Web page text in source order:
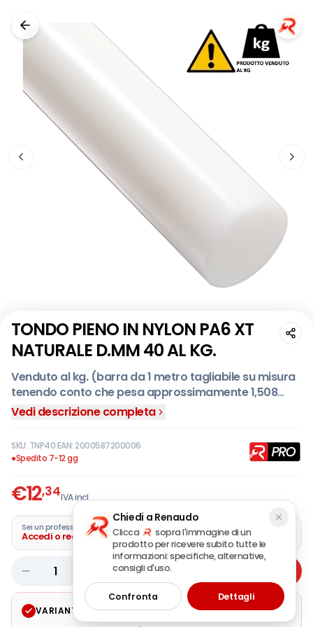
TONDO PIENO IN NYLON PA6 XT
NATURALE D.MM 40 AL KG.
Venduto al kg. (barra da 1 metro tagliabile su misura
tenendo conto che pesa approssimamente 1,508
kg.).
Vedi descrizione completa
SKU: TNP40·EAN:2000587200006
●Spedito 7-12 gg
€12,34IVA incl.
Sei un professionista?
Accedi o registra la tua azienda
1
VARIANTE SELEZIONATA Modifica
Chiedi a Renaudo
Clicca
sopra l'immagine di un
prodotto per ricevere subito tutte le
informazioni: specifiche, alternative,
consigli d'uso.
Confronta Dettagli